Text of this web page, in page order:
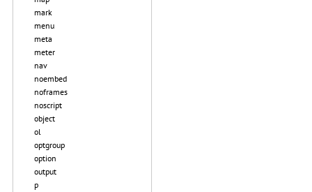
mark
menu
meta
meter
nav
noembed
noframes
noscript
object
ol
optgroup
option
output
p